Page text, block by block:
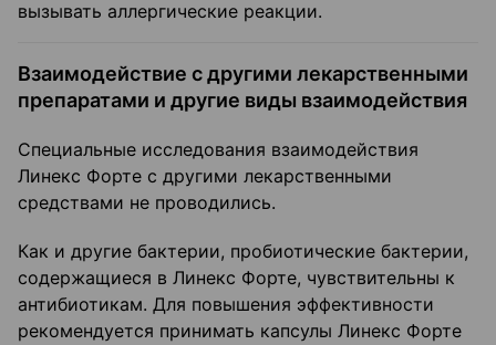
вызывать аллергические реакции.
Взаимодействие с другими лекарственными
препаратами и другие виды взаимодействия
Специальные исследования взаимодействия
Линекс Форте с другими лекарственными
средствами не проводились.
Как и другие бактерии, пробиотические бактерии,
содержащиеся в Линекс Форте, чувствительны к
антибиотикам. Для повышения эффективности
рекомендуется принимать капсулы Линекс Форте